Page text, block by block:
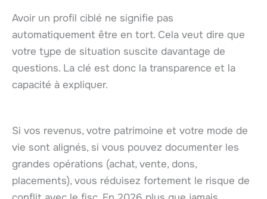
Avoir un profil ciblé ne signifie pas
automatiquement être en tort. Cela veut dire que
votre type de situation suscite davantage de
questions. La clé est donc la transparence et la
capacité à expliquer.
Si vos revenus, votre patrimoine et votre mode de
vie sont alignés, si vous pouvez documenter les
grandes opérations (achat, vente, dons,
placements), vous réduisez fortement le risque de